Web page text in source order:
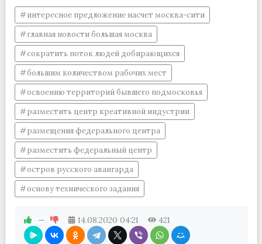
интересное предложение насчет москва-сити
главная новости большая москва
сократить поток людей добирающихся
большим количеством рабочих мест
освоению территорий бывшего подмосковья
разместить центр креативной индустрии
размещения федерального центра
разместить федеральный центр
остров русского авангарда
основу технического задания
— 14.08.2020 04:21 421